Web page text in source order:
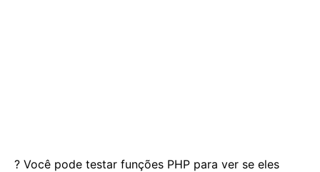
? Você pode testar funções PHP para ver se eles